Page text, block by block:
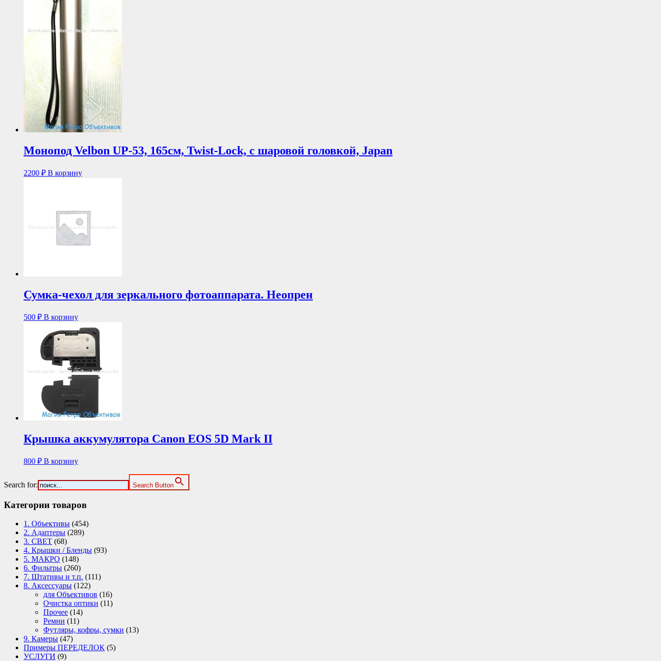
Монопод Velbon UP-53, 165см, Twist-Lock, с шаровой головкой, Japan
2200 ₽ В корзину
Сумка-чехол для зеркального фотоаппарата. Неопрен
500 ₽ В корзину
Крышка аккумулятора Canon EOS 5D Mark II
800 ₽ В корзину
Search for: Search Button
Категории товаров
1. Объективы (454)
2. Адаптеры (289)
3. СВЕТ (68)
4. Крышки / Бленды (93)
5. МАКРО (148)
6. Фильтры (260)
7. Штативы и т.п. (111)
8. Аксессуары (122)
для Объективов (16)
Очистка оптики (11)
Прочее (14)
Ремни (11)
Футляры, кофры, сумки (13)
9. Камеры (47)
Примеры ПЕРЕДЕЛОК (5)
УСЛУГИ (9)